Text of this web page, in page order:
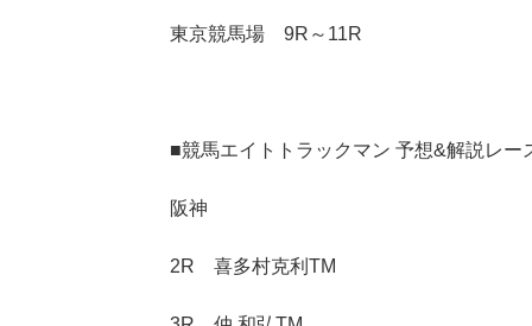
東京競馬場 9R～11R
■競馬エイトトラックマン 予想&解説レー
阪神
2R 喜多村克利TM